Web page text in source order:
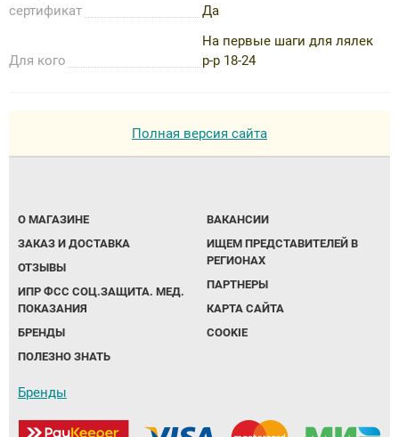
сертификат
Да
Для кого
На первые шаги для лялек
р-р 18-24
Полная версия сайта
О МАГАЗИНЕ
ЗАКАЗ И ДОСТАВКА
ОТЗЫВЫ
ИПР ФСС СОЦ.ЗАЩИТА. МЕД.
ПОКАЗАНИЯ
БРЕНДЫ
ПОЛЕЗНО ЗНАТЬ
ВАКАНСИИ
ИЩЕМ ПРЕДСТАВИТЕЛЕЙ В
РЕГИОНАХ
ПАРТНЕРЫ
КАРТА САЙТА
COOKIE
Бренды